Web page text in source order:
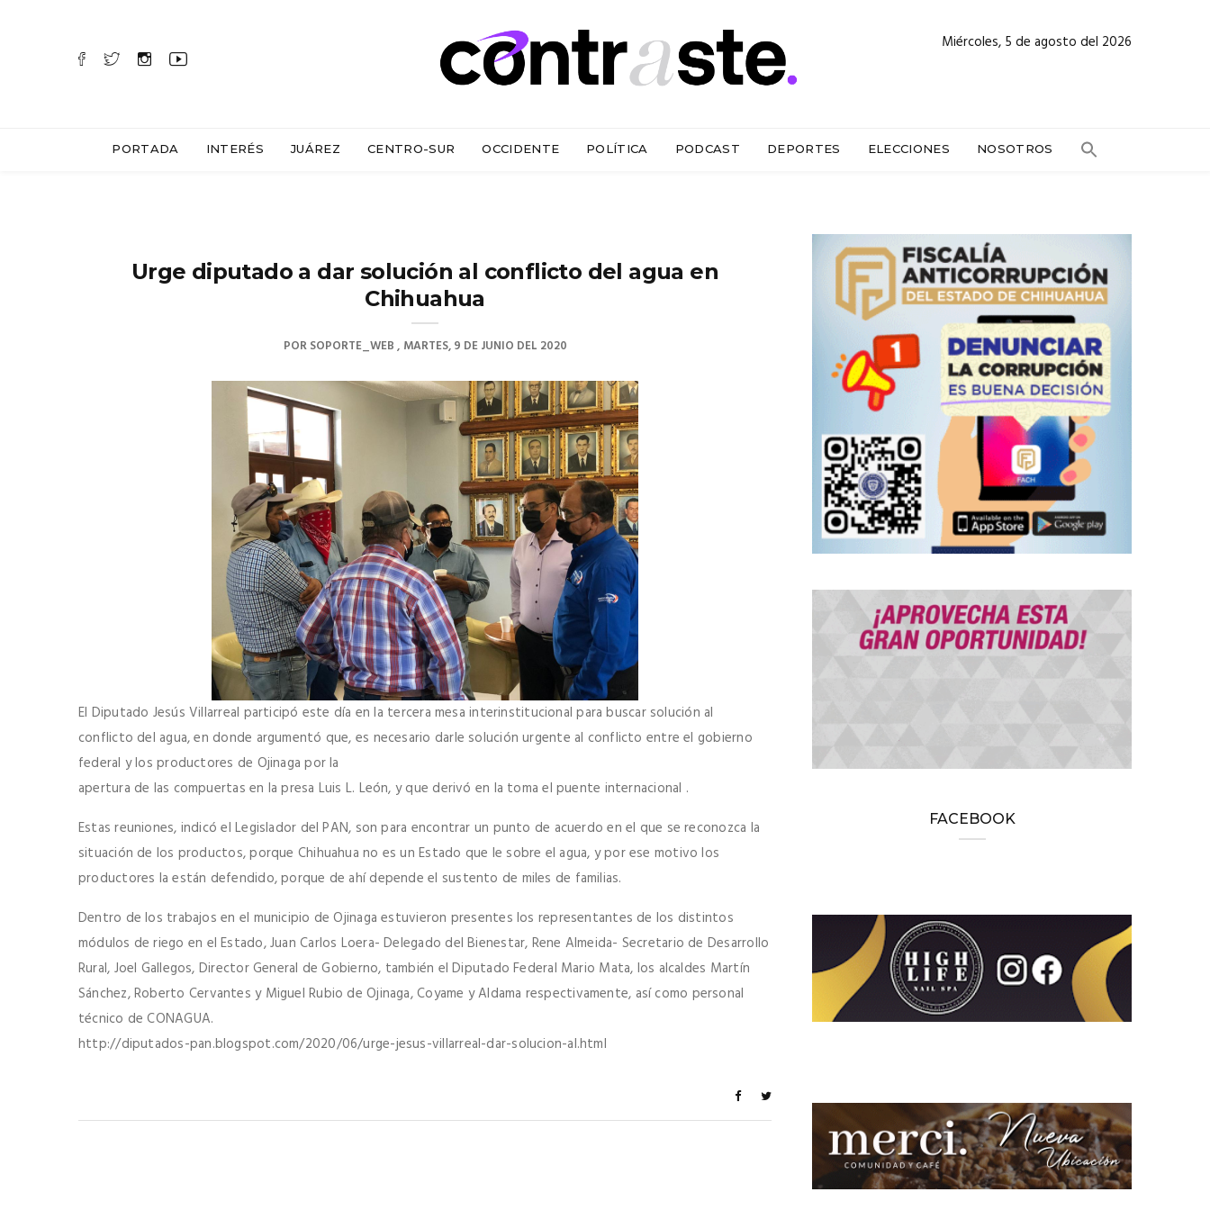
Miércoles, 5 de agosto del 2026
PORTADA INTERÉS JUÁREZ CENTRO-SUR OCCIDENTE POLÍTICA PODCAST DEPORTES ELECCIONES NOSOTROS
Urge diputado a dar solución al conflicto del agua en
Chihuahua
PORSOPORTE_WEB MARTES, 9 DE JUNIO DEL 2020
El Diputado Jesús Villarreal participó este día en la tercera mesa interinstitucional para buscar solución al
conflicto del agua, en donde argumentó que, es necesario darle solución urgente al conflicto entre el gobierno
federal y los productores de Ojinaga por la
apertura de las compuertas en la presa Luis L. León, y que derivó en la toma el puente internacional .
Estas reuniones, indicó el Legislador del PAN, son para encontrar un punto de acuerdo en el que se reconozca la
situación de los productos, porque Chihuahua no es un Estado que le sobre el agua, y por ese motivo los
productores la están defendido, porque de ahí depende el sustento de miles de familias.
Dentro de los trabajos en el municipio de Ojinaga estuvieron presentes los representantes de los distintos
módulos de riego en el Estado, Juan Carlos Loera- Delegado del Bienestar, Rene Almeida- Secretario de Desarrollo
Rural, Joel Gallegos, Director General de Gobierno, también el Diputado Federal Mario Mata, los alcaldes Martín
Sánchez, Roberto Cervantes y Miguel Rubio de Ojinaga, Coyame y Aldama respectivamente, así como personal
técnico de CONAGUA.
http://diputados-pan.blogspot.com/2020/06/urge-jesus-villarreal-dar-solucion-al.html
FACEBOOK